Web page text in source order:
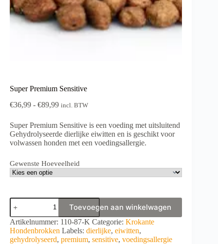
Super Premium Sensitive
€36,99 - €89,99Prijsklasse:
tot
€89,99
incl. BTW
Super Premium Sensitive is een voeding met uitsluitend
Gehydrolyseerde dierlijke eiwitten en is geschikt voor
volwassen honden met een voedingsallergie.
Gewenste Hoeveelheid
Super
Premium
Sensitive
aantal
Toevoegen aan winkelwagen
A
l
t
Artikelnummer: 110-87-K Categorie: Krokante
Hondenbrokken Labels: dierlijke, eiwitten,
gehydrolyseerd, premium, sensitive, voedingsallergie